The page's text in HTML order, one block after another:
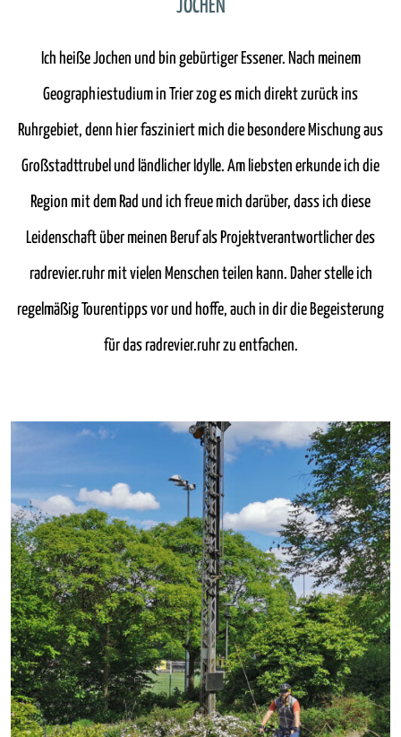
JOCHEN
Ich heiße Jochen und bin gebürtiger Essener. Nach meinem
Geographiestudium in Trier zog es mich direkt zurück ins
Ruhrgebiet, denn hier fasziniert mich die besondere Mischung aus
Großstadttrubel und ländlicher Idylle. Am liebsten erkunde ich die
Region mit dem Rad und ich freue mich darüber, dass ich diese
Leidenschaft über meinen Beruf als Projektverantwortlicher des
radrevier.ruhr mit vielen Menschen teilen kann. Daher stelle ich
regelmäßig Tourentipps vor und hoffe, auch in dir die Begeisterung
für das radrevier.ruhr zu entfachen.